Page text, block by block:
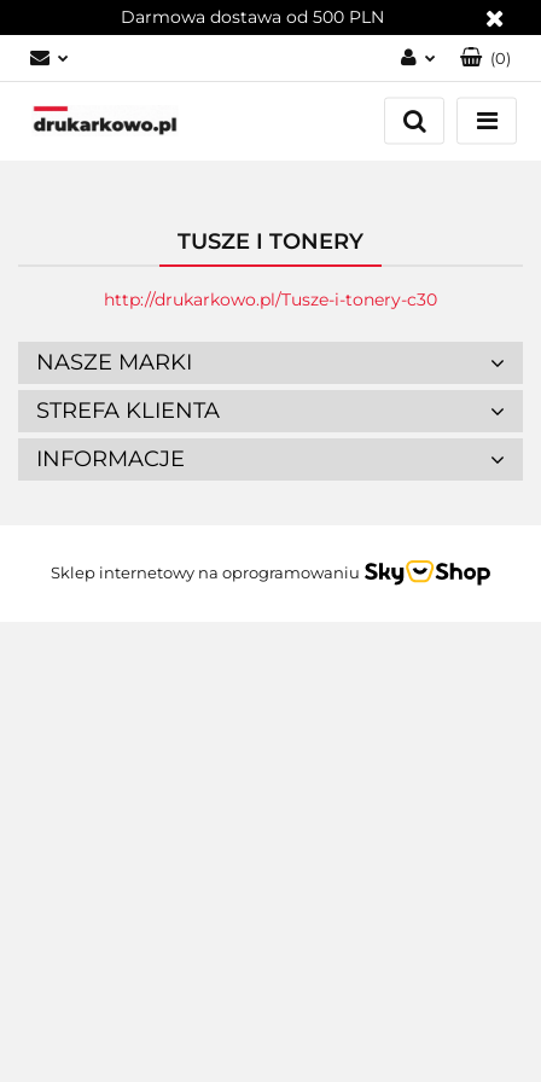
Darmowa dostawa od 500 PLN
Zaloguj się
Załóż konto
(0)
TUSZE I TONERY
http://drukarkowo.pl/Tusze-i-tonery-c30
NASZE MARKI
STREFA KLIENTA
INFORMACJE
Sklep internetowy na oprogramowaniu